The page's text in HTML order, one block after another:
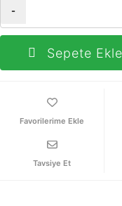
-
Sepete Ekle
Tavsiye Et